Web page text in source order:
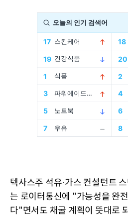
텍사스주 석유·가스 컨설턴트
는 로이터통신에 "가능성을 완
다"면서도 채굴 계획이 뜻대로